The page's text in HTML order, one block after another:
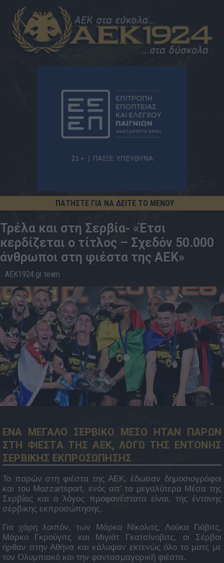
ΠΑΤΗΣΤΕ ΓΙΑ ΝΑ ΔΕΙΤΕ ΤΟ ΜΕΝΟΥ
18.5
13:40
Τρέλα και στη Σερβία- «Έτσι
κερδίζεται ο τίτλος – Σχεδόν 50.000
άνθρωποι στη φιέστα της ΑΕΚ»
AEK1924.gr team
ΕΝΑ ΜΕΓΑΛΟ ΣΕΡΒΙΚΟ ΜΕΣΟ ΗΤΑΝ ΠΑΡΩΝ
ΣΤΗ ΦΙΕΣΤΑ ΤΗΣ ΑΕΚ, ΛΟΓΩ ΤΗΣ ΕΝΤΟΝΗΣ
ΣΕΡΒΙΚΗΣ ΕΚΠΡΟΣΩΠΗΣΗΣ
Το παρών στη φιέστα της ΑΕΚ, έδωσαν δημοσιογράφοι
και του Mozzartsport, ενός απ’ τα μεγαλύτερα Μέσα της
Σερβίας και ο λόγος προφανέστατα είναι, της έντονης
σέρβικης εκπροσώπησης.
Για χάρη λοιπόν, των Μάρκο Νίκολιτς, Λούκα Γιόβιτς,
Μάρκο Γκρούγιτς και Μιγιάτ Γκατσίνοβιτς, οι Σέρβοι
ήρθαν στην Αθήνα και κάλυψαν εκτενώς όλο το ματς με
τον Ολυμπιακό και την φαντασμαγορική φιέστα.